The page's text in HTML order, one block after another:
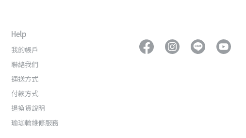
Help
我的帳戶
聯絡我們
運送方式
付款方式
退換貨說明
瑜珈輪維修服務